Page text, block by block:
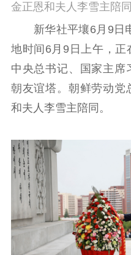
记者之家
文
精品生产 文
文化交流
文明创建 文
先
社
金正恩和夫人李雪主陪
新华社平壤6月9日
地时间6月9日上午，
中央总书记、国家主席
朝友谊塔。朝鲜劳动党
和夫人李雪主陪同。